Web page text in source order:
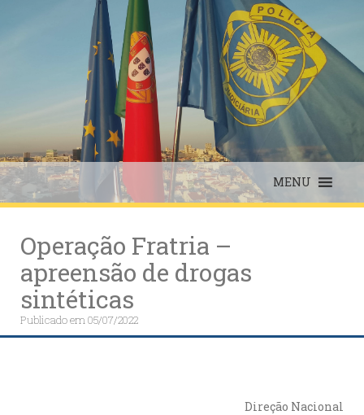
MENU
Operação Fratria –
apreensão de drogas
sintéticas
Publicado em05/07/2022
Direção Nacional